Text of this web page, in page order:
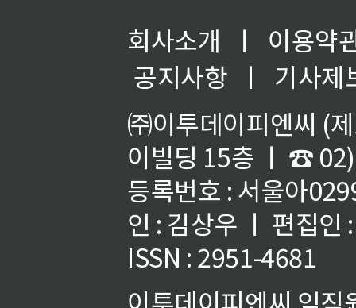
회사소개 ㅣ
이용약
공지사항
ㅣ
기사제
㈜이투데이피엔씨 (
이빌딩 15층 ㅣ ☎
등록번호 : 서울아
인 : 김상우 ㅣ 편집인
ISSN : 2951-4681